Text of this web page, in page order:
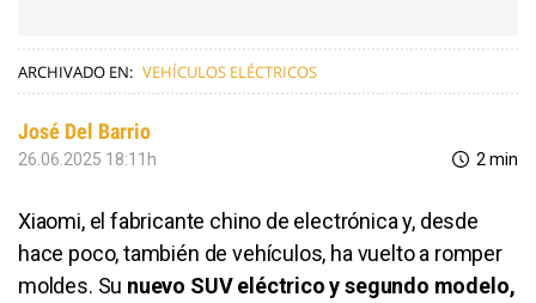
ARCHIVADO EN: VEHÍCULOS ELÉCTRICOS
José Del Barrio
26.06.2025 18:11h 2 min
Xiaomi, el fabricante chino de electrónica y, desde
hace poco, también de vehículos, ha vuelto a romper
moldes. Su nuevo SUV eléctrico y segundo modelo,